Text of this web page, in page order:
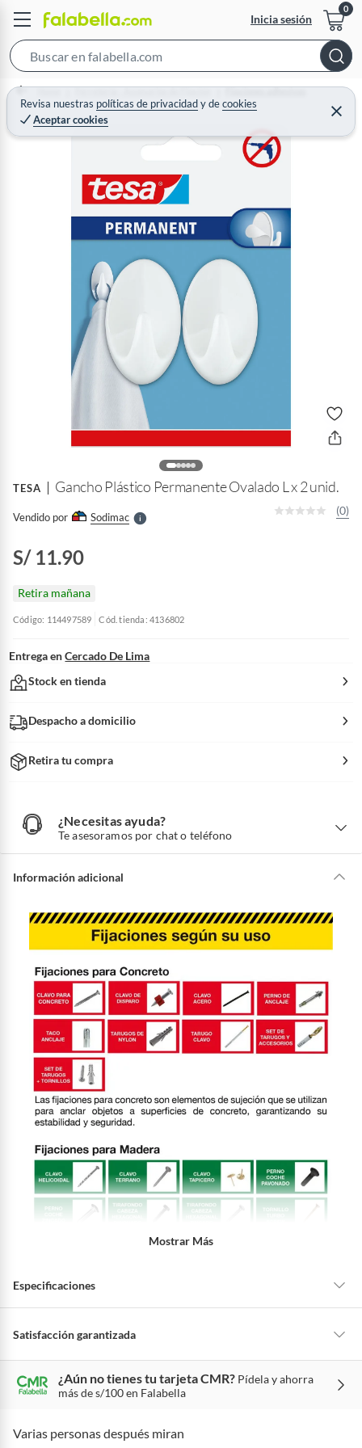
Inicia sesión
e
a
c
r
Revisa nuestras políticas de privacidadydecookies
Aceptar cookies
C
e
r
Home Ferretería - Accesorios de Fijación Fijaciones adhesivas
TESA Gancho Plástico Permanente Ovalado L x 2 unid.
Vendido por SodimacS
l
n
(0)
S/ 11.90
Retira mañana
Código: 114497589 Cód. tienda: 4136802
Entrega en Cercado De Lima
Stock en tienda
Despacho a domicilio
Retira tu compra
¿Necesitas ayuda?
Te asesoramos por chat o teléfono
N
e
t
y
u
Información adicional
Mostrar Más
Especificaciones
Material
Detalle de la garantía 24 meses
Color Blanco
Satisfacción garantizada
La mayoría de los productos tienen30 días desde que los recibes para
hacer una devolución.
Conoce cuáles son:
¿Aún no tienes tu tarjeta CMR? Pídela y ahorra
más de s/100 en Falabella
Varias personas después miran